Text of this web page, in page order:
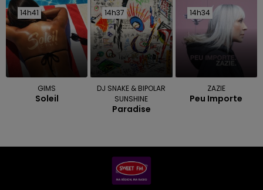
14h41
14h41
GIMS
Soleil
14h37
14h37
DJ SNAKE & BIPOLAR
SUNSHINE
Paradise
14h34
14h34
ZAZIE
Peu Importe